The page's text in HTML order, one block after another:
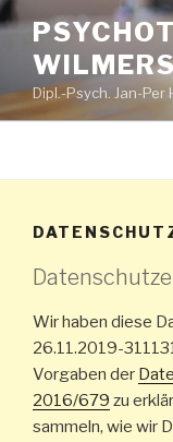
Zum
Inhalt
springen
Dipl.-Psych. Jan-Per
Wir haben diese
26.11.2019-
Vorgaben der
2016/679 zu
sammeln, wie wir